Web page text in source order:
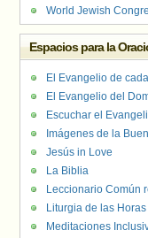
World Jewish
Espacios para la
El Evangelio de
El Evangelio del
Escuchar el
Imágenes de la
Jesús in Love
La Biblia
Leccionario Común
Liturgia de las Horas
Meditaciones